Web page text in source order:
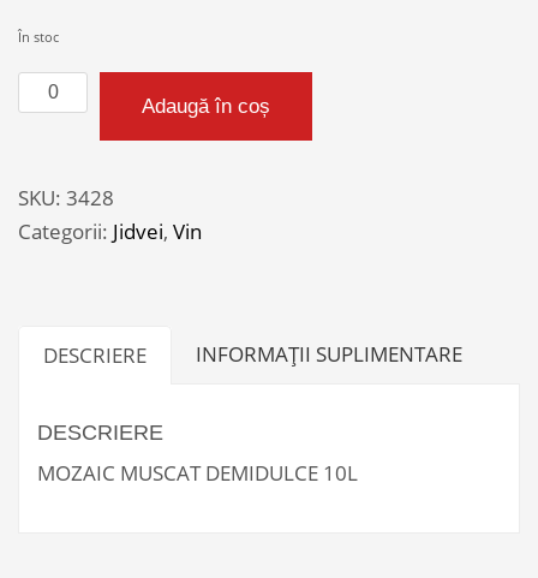
În stoc
Cantitate
MOZAIC
DEMIDULCE
10L
Adaugă în coș
SKU: 3428
Categorii: Jidvei, Vin
DESCRIERE INFORMAȚII SUPLIMENTARE
DESCRIERE
MOZAIC MUSCAT DEMIDULCE 10L